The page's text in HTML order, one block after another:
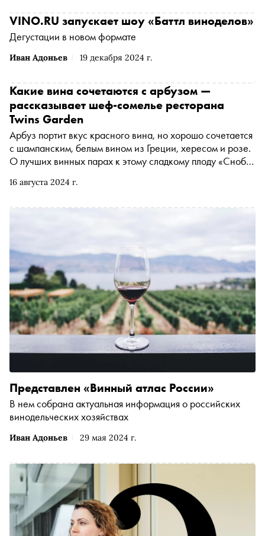
Иван Адоньев 19 декабря 2024 г.
VINO.RU запускает шоу «Баттл виноделов»
Дегустации в новом формате
16 августа 2024 г.
Какие вина сочетаются с арбузом —
рассказывает шеф-сомелье ресторана
Twins Garden
Арбуз портит вкус красного вина, но хорошо сочетается
с шампанским, белым вином из Греции, хересом и розе.
О лучших винных парах к этому сладкому плоду «Снобу»
эксперт Vino.ru Светлана Ломсадзе
Иван Адоньев 29 мая 2024 г.
Представлен «Винный атлас России»
В нем собрана актуальная информация о российских
винодельческих хозяйствах